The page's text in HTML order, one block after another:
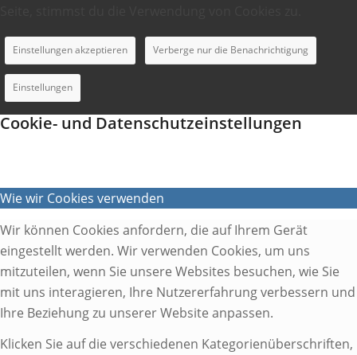
Einstellungen akzeptieren Verberge nur die Benachrichtigung
Einstellungen
Cookie- und Datenschutzeinstellungen
Wie wir Cookies verwenden
Wir können Cookies anfordern, die auf Ihrem Gerät
eingestellt werden. Wir verwenden Cookies, um uns
mitzuteilen, wenn Sie unsere Websites besuchen, wie Sie
mit uns interagieren, Ihre Nutzererfahrung verbessern und
Ihre Beziehung zu unserer Website anpassen.
Klicken Sie auf die verschiedenen Kategorienüberschriften,